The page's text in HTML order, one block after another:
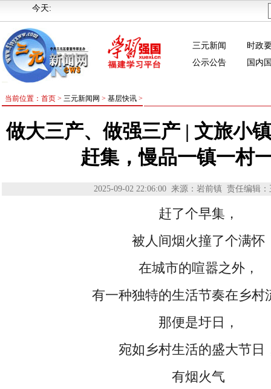
今天:
三元新闻
时政
公示公告
国内
当前位置：首页 > 三元新闻网 > 基层快讯>
做大三产、做强三产 | 文旅小
赶集，慢品一镇一村
2025-09-02 22:06:00 来源：岩前镇 责任编辑
赶了个早集，
被人间烟火撞了个满怀
在城市的喧嚣之外，
有一种独特的生活节奏在乡村
那便是圩日，
宛如乡村生活的盛大节日
有烟火气